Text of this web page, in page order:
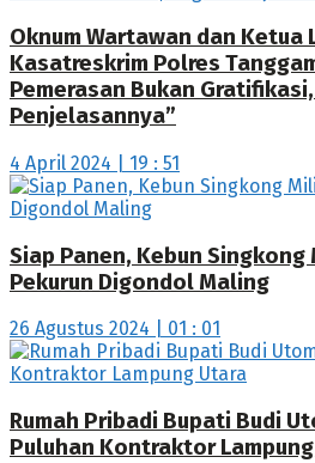
Oknum Wartawan dan Ketua
Kasatreskrim Polres
Pemerasan Bukan
Penjelasannya”
4 April 2024 | 19 : 51
Siap Panen, Kebun Singkong
Pekurun Digondol Maling
26 Agustus 2024 | 01 : 01
Rumah Pribadi Bupati Budi
Puluhan Kontraktor